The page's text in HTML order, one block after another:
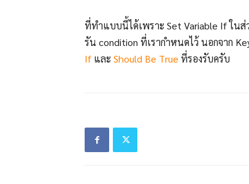
ที่ทำแบบนี้ได้เพราะ Set Variable If ใน
รัน condition ที่เรากำหนดไว้ นอกจาก
If และ Should Be True ที่รองรับครับ